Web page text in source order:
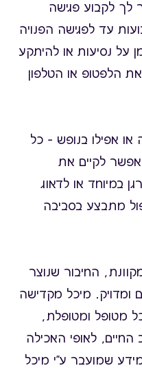
לך לקבוע פגישה
עד לפגישה הפנויה
על נסיעות או להיתקע
הלפטופ או הטלפון
אפילו בנופש – כל
אפשר לקיים את
במיוחד או לדאוג
מתבצע בסביבה
החיבור שנוצר
ומדויק. מיכל מקדישה
מטופל ומטופלת,
החיים, לאופי האכילה
שמועבר ע"י מיכל